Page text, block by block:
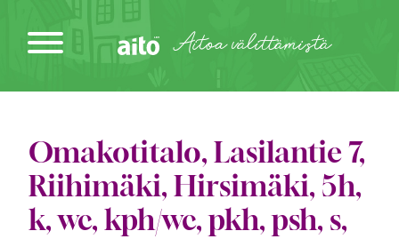
sisältöön
Aitoa välittämistä
Omakotitalo, Lasilantie 7,
Riihimäki, Hirsimäki, 5h,
k, wc, kph/wc, pkh, psh, s,